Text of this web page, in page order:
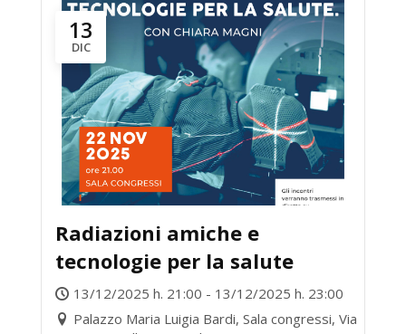
13
DIC
Radiazioni amiche e
tecnologie per la salute
13/12/2025 h. 21:00 - 13/12/2025 h. 23:00
Palazzo Maria Luigia Bardi, Sala congressi, Via